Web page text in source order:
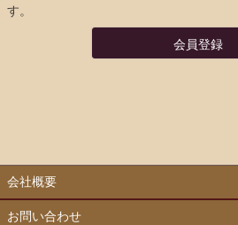
す。
会員登録
会社概要
お問い合わせ